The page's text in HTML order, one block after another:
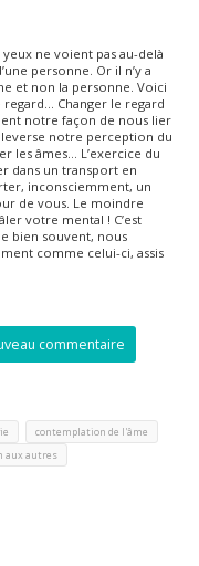
ne voient pas au-delà
personne. Or il n’y a
et non la personne. Voici
Changer le regard
notre façon de nous lier
notre perception du
les âmes… L’exercice du
dans un transport en
inconsciemment, un
de vous. Le moindre
votre mental ! C’est
bien souvent, nous
comme celui-ci, assis
commentaire
contemplation de l'âme
aux autres